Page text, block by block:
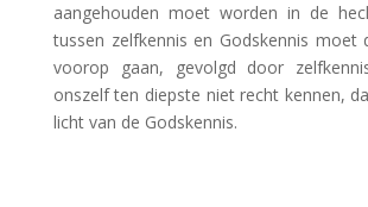
aangehouden moet worden in de
tussen zelfkennis en Godskennis moet
voorop gaan, gevolgd door
onszelf ten diepste niet recht kennen,
licht van de Godskennis.